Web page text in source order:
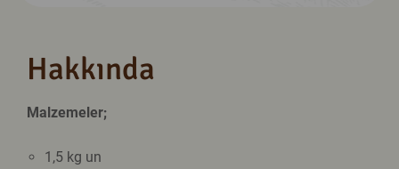
Hakkında
Malzemeler;
1,5 kg un